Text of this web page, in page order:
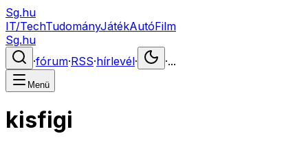
Sg.hu
IT/TechTudományJátékAutóFilm
Sg.hu
·fórum·RSS·hírlevél· ·...
Menü
kisfigi